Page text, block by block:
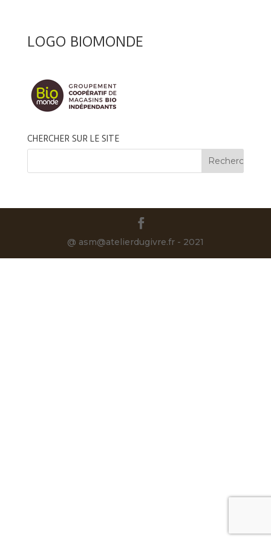
LOGO BIOMONDE
CHERCHER SUR LE SITE
@ asm@atelierdugivre.fr - 2021